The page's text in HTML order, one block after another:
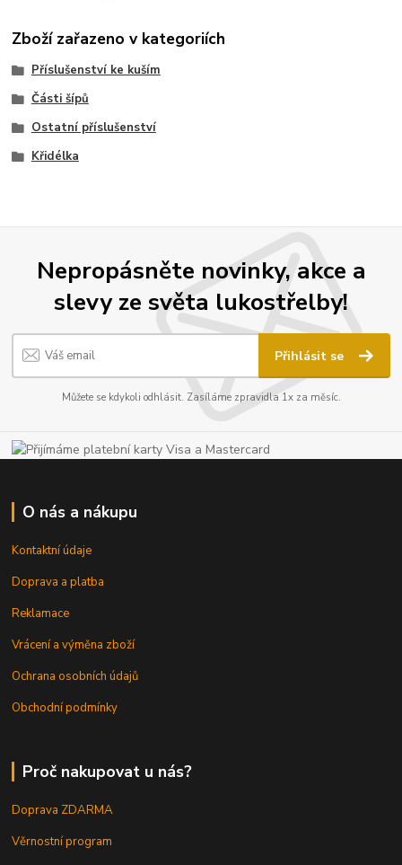
Zboží zařazeno v kategoriích
Příslušenství ke kuším
Části šípů
Ostatní příslušenství
Křidélka
Nepropásněte novinky, akce a
slevy ze světa lukostřelby!
Přihlásit se
Můžete se kdykoli odhlásit. Zasíláme zpravidla 1x za měsíc.
O nás a nákupu
Kontaktní údaje
Doprava a platba
Reklamace
Vrácení a výměna zboží
Ochrana osobních údajů
Obchodní podmínky
Proč nakupovat u nás?
Doprava ZDARMA
Věrnostní program